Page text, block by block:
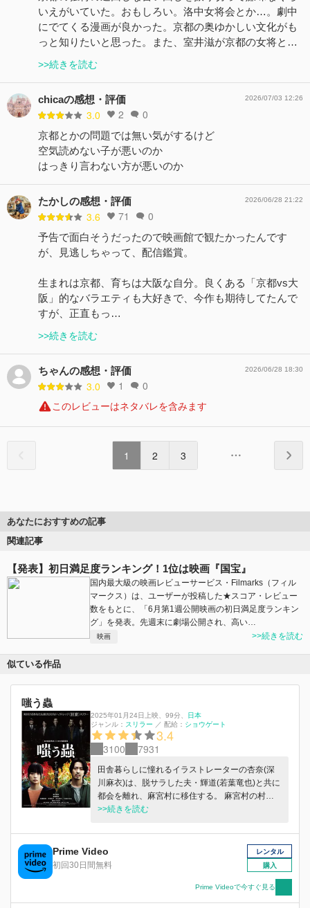
いえがいていた。おもしろい。洛中女将会とか…。劇中
にでてくる漫画が良かった。京都の奥ゆかしい文化がも
っと知りたいと思った。また、室井滋が京都の女将と…
>>続きを読む
chicaの感想・評価
3.0 2 0
2026/07/03 12:26
京都とかの問題では無い気がするけど
空気読めない子が悪いのか
はっきり言わない方が悪いのか
たかしの感想・評価
3.6 71 0
2026/06/28 21:22
予告で面白そうだったので映画館で観たかったんです
が、見逃しちゃって、配信鑑賞。
生まれは京都、育ちは大阪な自分。良くある「京都vs大
阪」的なバラエティも大好きで、今作も期待してたんで
すが、正直もっ…
>>続きを読む
ちゃんの感想・評価
3.0 1 0
2026/06/28 18:30
このレビューはネタバレを含みます
1 2 3
あなたにおすすめの記事
関連記事
【発表】初日満足度ランキング！1位は映画『国宝』
国内最大級の映画レビューサービス・Filmarks（フィル
マークス）は、ユーザーが投稿した★スコア・レビュー
数をもとに、「6月第1週公開映画の初日満足度ランキン
グ」を発表。先週末に劇場公開され、高い…
映画 >>続きを読む
似ている作品
嗤う蟲
2025年01月24日上映 99分
日本
ジャンル： スリラー ／ 配給： ショウゲート
3.4
3100 7931
田舎暮らしに憧れるイラストレーターの杏奈(深
川麻衣)は、脱サラした夫・輝道(若葉竜也)と共に
都会を離れ、麻宮村に移住する。 麻宮村の村民
たちは、自治会長の田久保（田口トモロヲ）のこ
たちの度を越えたおせっかいに辟易しながらも新
天地でのスローライフを満喫する。 そんな生活
のなかで杏奈は、麻宮村の村民のなかには田久保
を畏怖する者たちがいる、と不信感を抱くように
なっていく。 一方、輝道は田久保の仕事を手伝
うことになり、麻宮村の隠された＜掟＞を知って
>>続きを読む
Prime Video
初回30日間無料
レンタル
購入
Prime Videoで今すぐ見る